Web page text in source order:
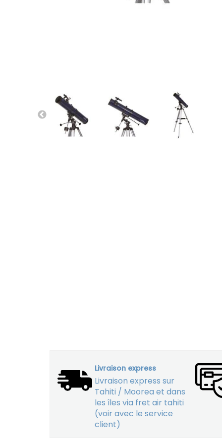
Livraison express
Livraison express sur
Tahiti / Moorea et dans
les îles via fret air tahiti
(voir avec le service
client)